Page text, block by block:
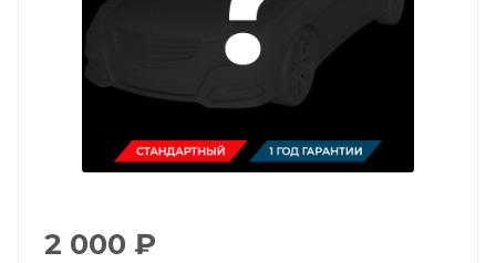
2 000 ₽